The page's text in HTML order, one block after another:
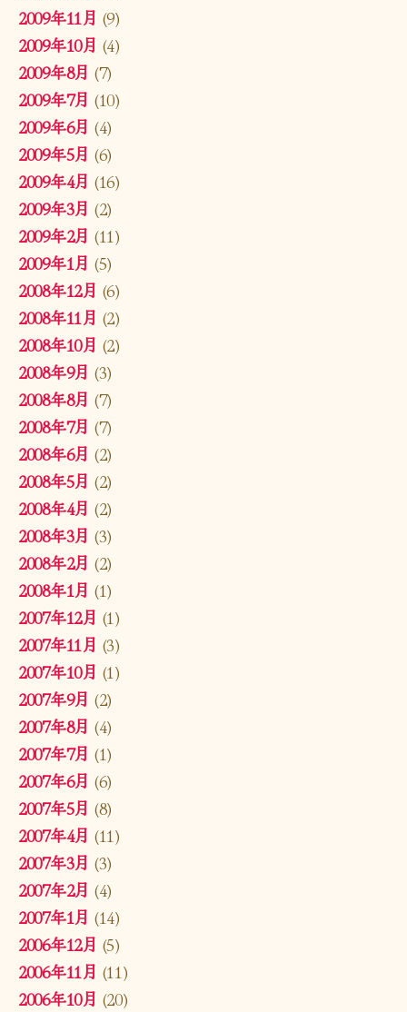
2009年11月 (9)
2009年10月 (4)
2009年8月 (7)
2009年7月 (10)
2009年6月 (4)
2009年5月 (6)
2009年4月 (16)
2009年3月 (2)
2009年2月 (11)
2009年1月 (5)
2008年12月 (6)
2008年11月 (2)
2008年10月 (2)
2008年9月 (3)
2008年8月 (7)
2008年7月 (7)
2008年6月 (2)
2008年5月 (2)
2008年4月 (2)
2008年3月 (3)
2008年2月 (2)
2008年1月 (1)
2007年12月 (1)
2007年11月 (3)
2007年10月 (1)
2007年9月 (2)
2007年8月 (4)
2007年7月 (1)
2007年6月 (6)
2007年5月 (8)
2007年4月 (11)
2007年3月 (3)
2007年2月 (4)
2007年1月 (14)
2006年12月 (5)
2006年11月 (11)
2006年10月 (20)